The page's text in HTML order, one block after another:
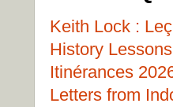
Keith Lock :
History
Itinérances
Letters from